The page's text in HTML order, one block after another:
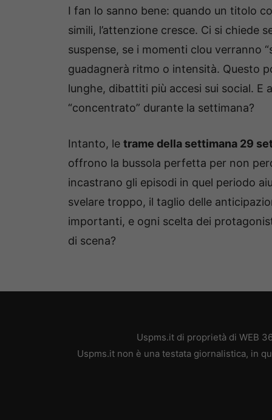
I fan lo sanno bene: quando un titolo
simili, l’attenzione cresce. Ci si chiede
suspense, se i momenti clou verranno
guadagnerà ritmo o intensità. Questo
lunghe, dibattiti più accesi sui social. E
“concentrato” durante la settimana?
Intanto, le trame della settimana 29
offrono la bussola perfetta per non
incastrano gli episodi in quel periodo
svelare troppo, il taglio delle
importanti, e ogni scelta dei
di scena?
Uspms.it di proprietà di WEB
Uspms.it non è una testata giornalistica, in